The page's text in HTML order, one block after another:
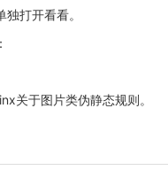
打开看看。
关于图片类伪静态规则。